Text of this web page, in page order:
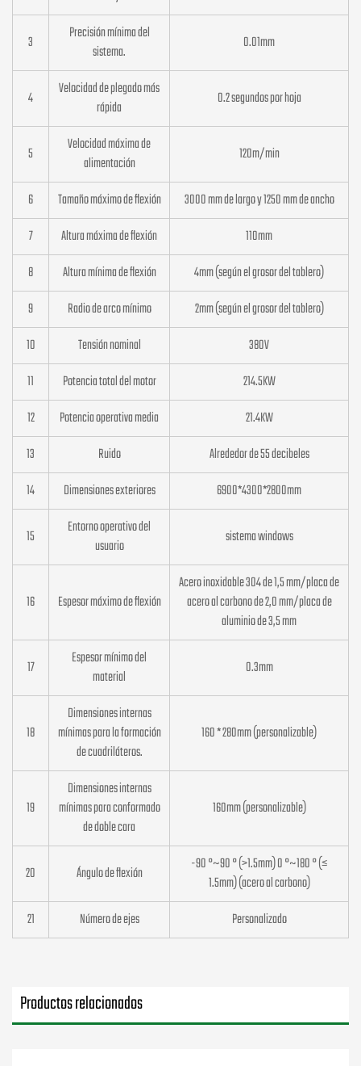
3
Precisión mínima del
sistema.
0.01mm
4
Velocidad de plegado más
rápida
0.2 segundos por hoja
5
Velocidad máxima de
alimentación
120m/min
6 Tamaño máximo de flexión 3000 mm de largo y 1250 mm de ancho
7 Altura máxima de flexión 110mm
8 Altura mínima de flexión 4mm (según el grosor del tablero)
9 Radio de arco mínimo 2mm (según el grosor del tablero)
10 Tensión nominal 380V
11 Potencia total del motor 214.5KW
12 Potencia operativa media 21.4KW
13 Ruido Alrededor de 55 decibeles
14 Dimensiones exteriores 6900*4300*2800mm
15
Entorno operativo del
usuario
sistema windows
16 Espesor máximo de flexión
Acero inoxidable 304 de 1,5 mm/placa de
acero al carbono de 2,0 mm/placa de
aluminio de 3,5 mm
17
Espesor mínimo del
material
0.3mm
18
Dimensiones internas
mínimas para la formación
de cuadriláteros.
160 * 280mm (personalizable)
19
Dimensiones internas
mínimas para conformado
de doble cara
160mm (personalizable)
20 Ángulo de flexión
-90 °~90 ° (>1.5mm) 0 °~180 ° (≤
1.5mm) (acero al carbono)
21 Número de ejes Personalizado
Productos relacionados